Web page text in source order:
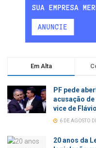
Em Alta
PF pede
acusação
vice de Flávio
6 DE AGOSTO
20 anos da